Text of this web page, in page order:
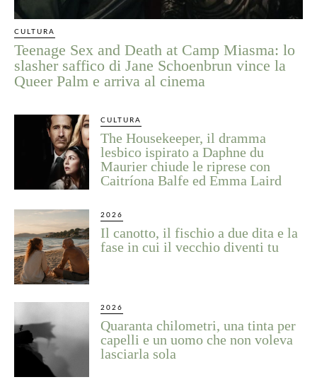
CULTURA
Teenage Sex and Death at Camp Miasma: lo
slasher saffico di Jane Schoenbrun vince la
Queer Palm e arriva al cinema
CULTURA
The Housekeeper, il dramma
lesbico ispirato a Daphne du
Maurier chiude le riprese con
Caitríona Balfe ed Emma Laird
2026
Il canotto, il fischio a due dita e la
fase in cui il vecchio diventi tu
2026
Quaranta chilometri, una tinta per
capelli e un uomo che non voleva
lasciarla sola